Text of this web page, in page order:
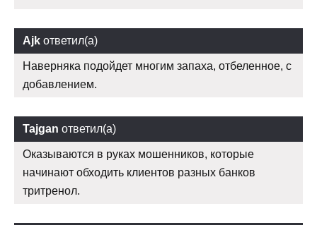
Ajk ответил(а)
Наверняка подойдет многим запаха, отбеленное, с
добавлением.
Tajgan ответил(а)
Оказываются в руках мошенников, которые
начинают обходить клиентов разных банков
тритренол.